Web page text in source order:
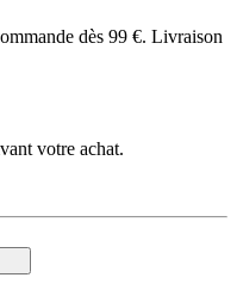
dès 99 €. Livraison
votre achat.